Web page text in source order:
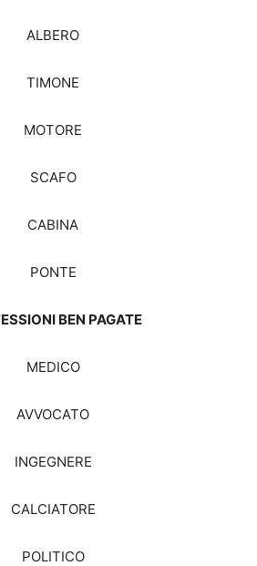
ALBERO
TIMONE
MOTORE
SCAFO
CABINA
PONTE
BEN PAGATE
MEDICO
AVVOCATO
INGEGNERE
CALCIATORE
POLITICO